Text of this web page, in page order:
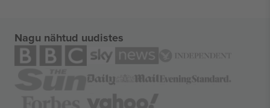
Nagu nähtud uudistes